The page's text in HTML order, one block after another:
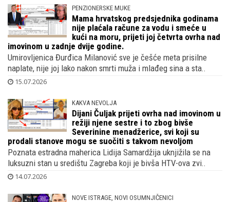
PENZIONERSKE MUKE
Mama hrvatskog predsjednika godinama
nije plaćala račune za vodu i smeće u
kući na moru, prijeti joj četvrta ovrha nad
imovinom u zadnje dvije godine.
Umirovljenica Đurđica Milanović sve je češće meta prisilne
naplate, nije joj lako nakon smrti muža i mlađeg sina a sta..
15.07.2026
KAKVA NEVOLJA
Dijani Čuljak prijeti ovrha nad imovinom u
režiji njene sestre i to zbog bivše
Severinine menadžerice, svi koji su
prodali stanove mogu se suočiti s takvom nevoljom
Poznata estradna maherica Lidija Samardžija uknjižila se na
luksuzni stan u središtu Zagreba koji je bivša HTV-ova zvi..
14.07.2026
NOVE ISTRAGE, NOVI OSUMNJIČENICI